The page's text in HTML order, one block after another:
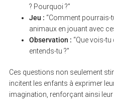
? Pourquoi ?”
Jeu : “Comment pourrais-
animaux en jouant avec
Observation : “Que vois-
entends-tu ?”
Ces questions non seulement
incitent les enfants à exprimer
imagination, renforçant ainsi leur